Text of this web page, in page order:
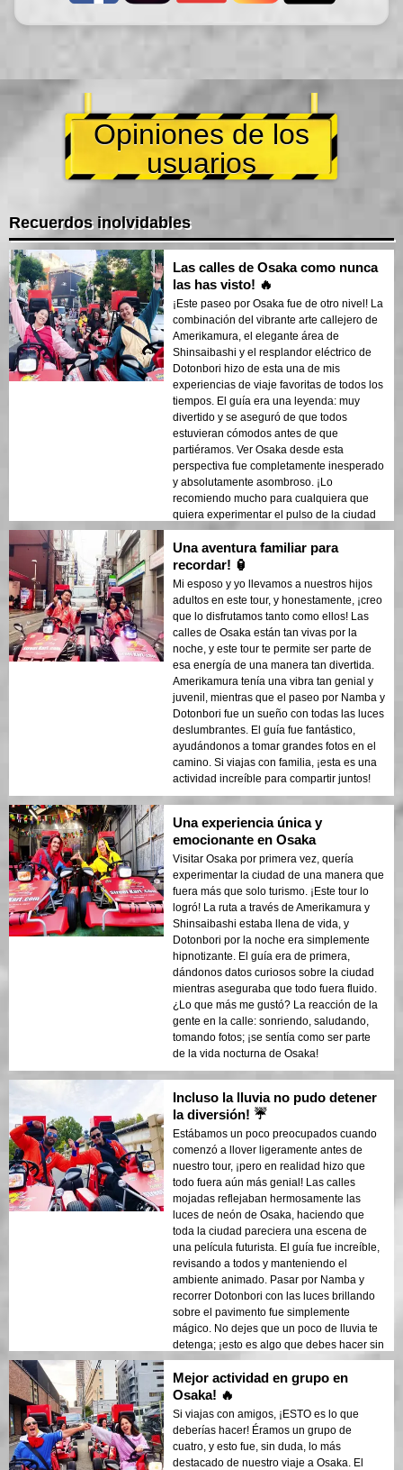
Opiniones de los
usuarios
Recuerdos inolvidables
Las calles de Osaka como nunca
las has visto! 🔥
¡Este paseo por Osaka fue de otro nivel! La
combinación del vibrante arte callejero de
Amerikamura, el elegante área de
Shinsaibashi y el resplandor eléctrico de
Dotonbori hizo de esta una de mis
experiencias de viaje favoritas de todos los
tiempos. El guía era una leyenda: muy
divertido y se aseguró de que todos
estuvieran cómodos antes de que
partiéramos. Ver Osaka desde esta
perspectiva fue completamente inesperado
y absolutamente asombroso. ¡Lo
recomiendo mucho para cualquiera que
quiera experimentar el pulso de la ciudad
de cerca!
Una aventura familiar para
recordar! 🏮
Mi esposo y yo llevamos a nuestros hijos
adultos en este tour, y honestamente, ¡creo
que lo disfrutamos tanto como ellos! Las
calles de Osaka están tan vivas por la
noche, y este tour te permite ser parte de
esa energía de una manera tan divertida.
Amerikamura tenía una vibra tan genial y
juvenil, mientras que el paseo por Namba y
Dotonbori fue un sueño con todas las luces
deslumbrantes. El guía fue fantástico,
ayudándonos a tomar grandes fotos en el
camino. Si viajas con familia, ¡esta es una
actividad increíble para compartir juntos!
Una experiencia única y
emocionante en Osaka
Visitar Osaka por primera vez, quería
experimentar la ciudad de una manera que
fuera más que solo turismo. ¡Este tour lo
logró! La ruta a través de Amerikamura y
Shinsaibashi estaba llena de vida, y
Dotonbori por la noche era simplemente
hipnotizante. El guía era de primera,
dándonos datos curiosos sobre la ciudad
mientras aseguraba que todo fuera fluido.
¿Lo que más me gustó? La reacción de la
gente en la calle: sonriendo, saludando,
tomando fotos; ¡se sentía como ser parte
de la vida nocturna de Osaka!
Incluso la lluvia no pudo detener
la diversión! ☔
Estábamos un poco preocupados cuando
comenzó a llover ligeramente antes de
nuestro tour, ¡pero en realidad hizo que
todo fuera aún más genial! Las calles
mojadas reflejaban hermosamente las
luces de neón de Osaka, haciendo que
toda la ciudad pareciera una escena de
una película futurista. El guía fue increíble,
revisando a todos y manteniendo el
ambiente animado. Pasar por Namba y
recorrer Dotonbori con las luces brillando
sobre el pavimento fue simplemente
mágico. No dejes que un poco de lluvia te
detenga; ¡esto es algo que debes hacer sin
importar el clima!
Mejor actividad en grupo en
Osaka! 🔥
Si viajas con amigos, ¡ESTO es lo que
deberías hacer! Éramos un grupo de
cuatro, y esto fue, sin duda, lo más
destacado de nuestro viaje a Osaka. El